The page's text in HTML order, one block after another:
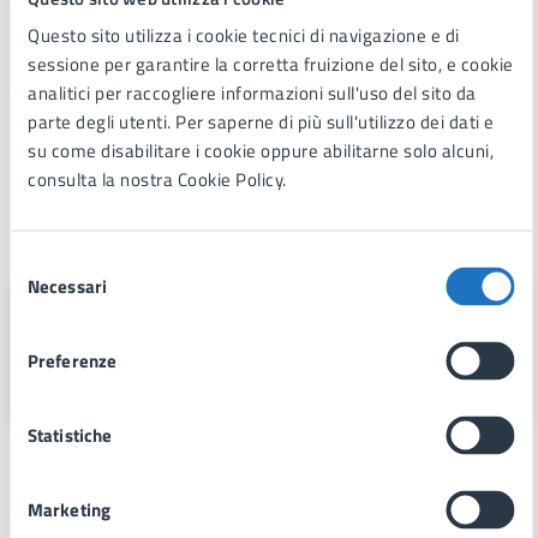
Questo sito utilizza i cookie tecnici di navigazione e di
sessione per garantire la corretta fruizione del sito, e cookie
analitici per raccogliere informazioni sull'uso del sito da
parte degli utenti. Per saperne di più sull'utilizzo dei dati e
su come disabilitare i cookie oppure abilitarne solo alcuni,
consulta la nostra Cookie Policy.
delNecessari
Preferenze
Statistiche
Marketing
Protocollo di legalità.pdf
Patto di Integrità.docx
Via Fra Benedetto Margarito, 1, 74024